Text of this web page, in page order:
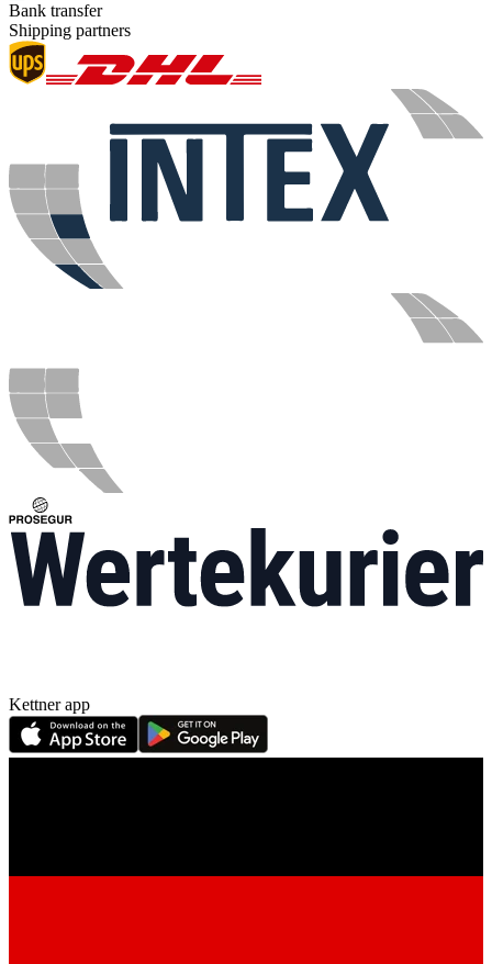
Bank transfer
Shipping partners
Kettner app